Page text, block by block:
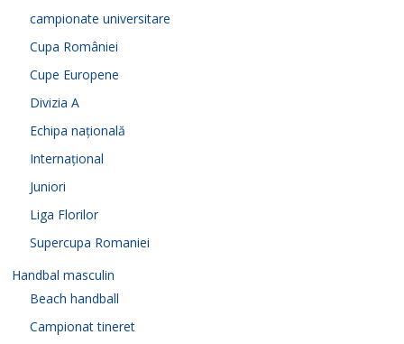
campionate universitare
Cupa României
Cupe Europene
Divizia A
Echipa națională
Internațional
Juniori
Liga Florilor
Supercupa Romaniei
Handbal masculin
Beach handball
Campionat tineret